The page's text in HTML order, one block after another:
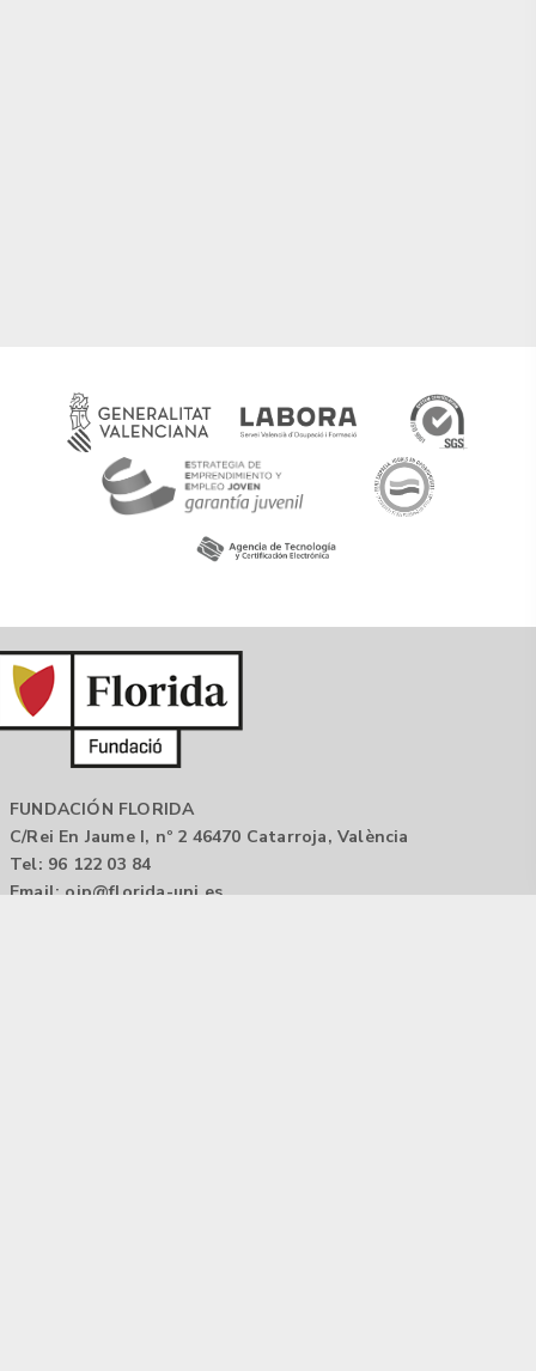
FUNDACIÓN FLORIDA
C/Rei En Jaume I, nº 2 46470 Catarroja, València
Tel: 96 122 03 84
Email: oip@florida-uni.es